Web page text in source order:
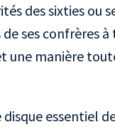
des sixties ou
ses confrères
une manière
disque essentiel